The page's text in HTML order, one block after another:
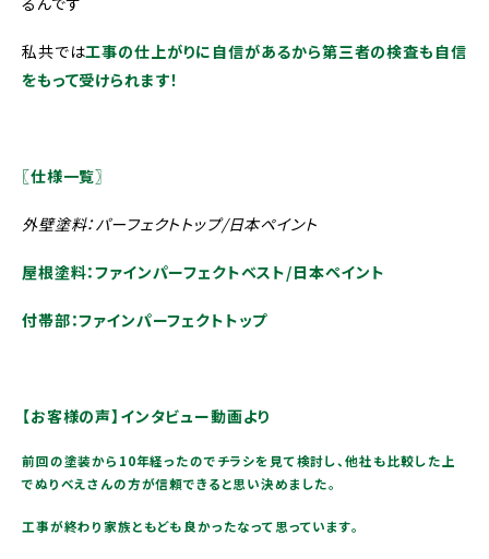
私共では工事の仕上がりに自信があるから第三者の検査も自信
をもって受けられます！
〖仕様一覧〗
外壁塗料：パーフェクトトップ/日本ペイント
屋根塗料：ファインパーフェクトベスト/日本ペイント
付帯部：ファインパーフェクトトップ
【お客様の声】インタビュー動画より
前回の塗装から10年経ったのでチラシを見て検討し、他社も比較した上
でぬりべえさんの方が信頼できると思い決めました。
工事が終わり家族ともども良かったなって思っています。